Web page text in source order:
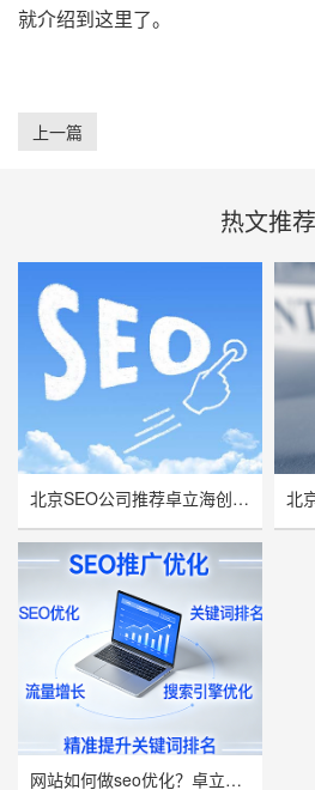
就介绍到这里了。
上一篇
热文推荐
北京SEO公司推荐卓立海创，用技术实力赋能企业线上增长
网站如何做seo优化？卓立海创推荐